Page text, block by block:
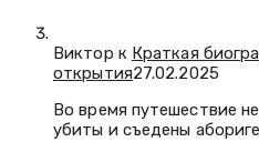
Виктор к Краткая
открытия27.02.2025
Во время путешествие
убиты и съедены